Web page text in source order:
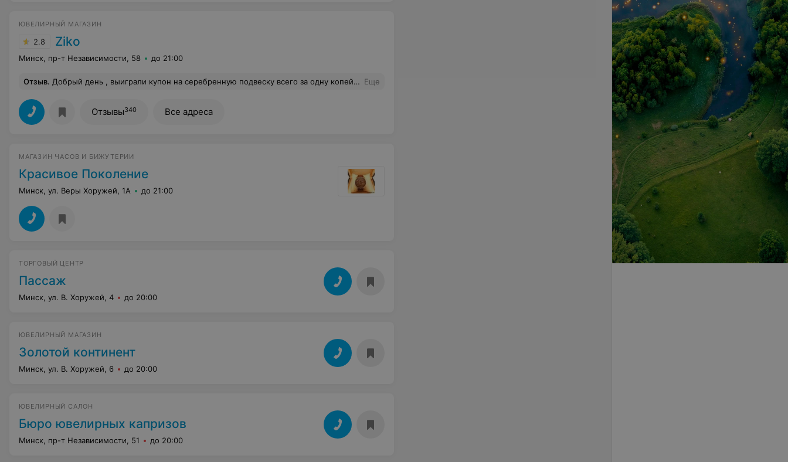
ЮВЕЛИРНЫЙ МАГАЗИН
2.8 Ziko
Минск, пр-т Независимости, 58 до 21:00
Отзыв. Добрый день , выиграли купон на серебренную подвеску всего за одну копейку , пришли забирать по адресу проспект Независимости 58, там сказали что у них закончились и едьте в Дана Молл , на следующий день приехали в Дана Молл , а говорят , что у них еще вчера с утра закончились и заказывать только если через интернет-магазин Еще
Отзывы340 Все адреса
МАГАЗИН ЧАСОВ И БИЖУТЕРИИ
Красивое Поколение
Минск, ул. Веры Хоружей, 1А до 21:00
ТОРГОВЫЙ ЦЕНТР
Пассаж
Минск, ул. В. Хоружей, 4 до 20:00
ЮВЕЛИРНЫЙ МАГАЗИН
Золотой континент
Минск, ул. В. Хоружей, 6 до 20:00
ЮВЕЛИРНЫЙ САЛОН
Бюро ювелирных капризов
Минск, пр-т Независимости, 51 до 20:00